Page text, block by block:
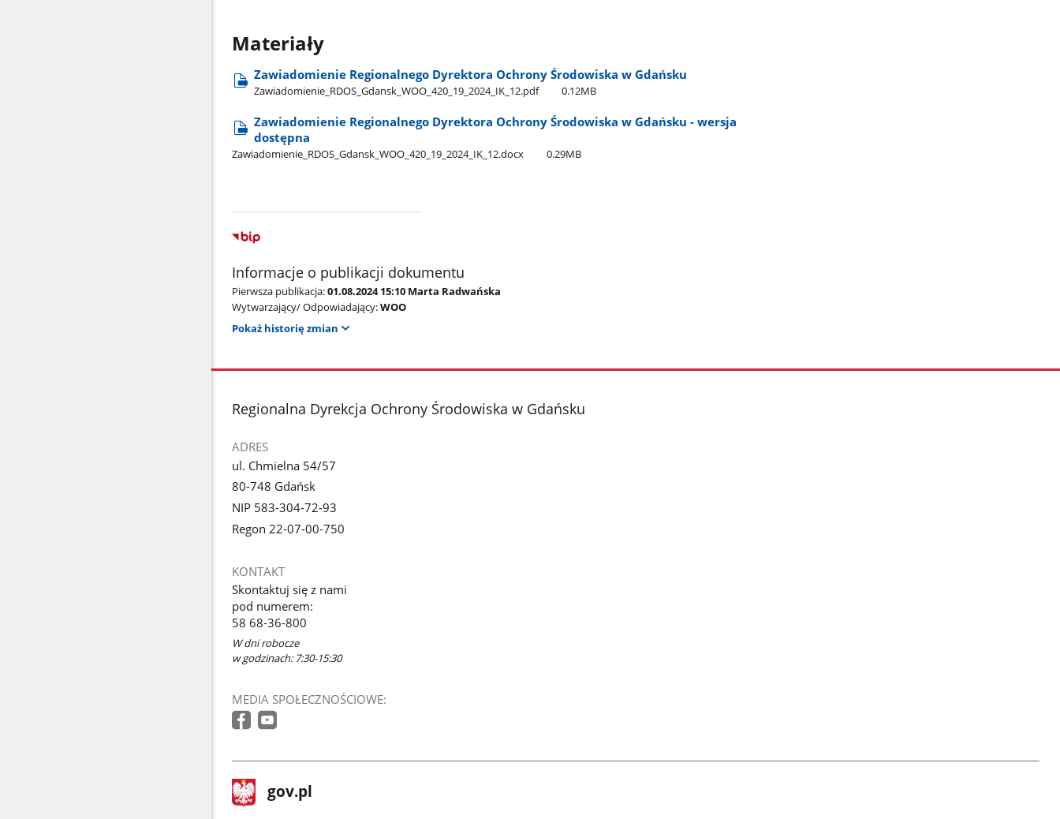
Materiały
Zawiadomienie Regionalnego Dyrektora Ochrony Środowiska w Gdańsku
Zawiadomienie​_RDOS​_Gdansk​_WOO​_420​_19​_2024​_IK​_12.pdf 0.12MB
Zawiadomienie Regionalnego Dyrektora Ochrony Środowiska w Gdańsku - wersja
dostępna
Zawiadomienie​_RDOS​_Gdansk​_WOO​_420​_19​_2024​_IK​_12.docx 0.29MB
Informacje o publikacji dokumentu
Pierwsza publikacja:01.08.2024 15:10 Marta Radwańska
Wytwarzający/ Odpowiadający:WOO
Pokaż historię zmian
stopka
Regionalna Dyrekcja Ochrony Środowiska w Gdańsku
ADRES
ul. Chmielna 54/57
80-748 Gdańsk
NIP 583-304-72-93
Regon 22-07-00-750
KONTAKT
Skontaktuj się z nami
pod numerem:
58 68-36-800
W dni robocze
w godzinach: 7:30-15:30
MEDIA SPOŁECZNOŚCIOWE:
stopka
gov.pl Strona
gov.pl